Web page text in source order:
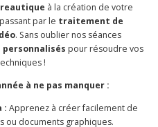
à la création de votre
par le traitement de
. Sans oublier nos séances
pour résoudre vos
!
à ne pas manquer :
: Apprenez à créer facilement de
ou documents graphiques.